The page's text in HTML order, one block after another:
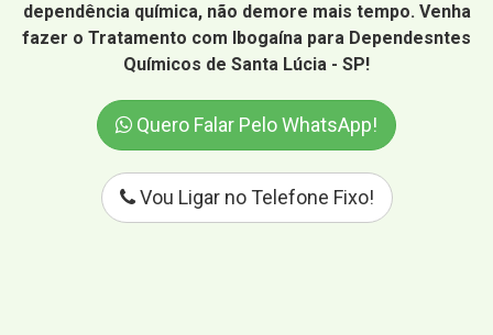
dependência química, não demore mais tempo. Venha
fazer o Tratamento com Ibogaína para Dependesntes
Químicos de Santa Lúcia - SP!
Quero Falar Pelo WhatsApp!
Vou Ligar no Telefone Fixo!